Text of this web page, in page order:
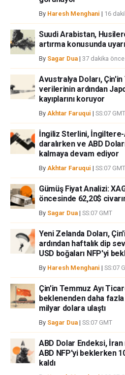
By Haresh Menghani | 16
Suudi Arabistan,
artırma konusunda
By Sagar Dua | 37 dakika önce
Avustralya Doları,
verilerinin ardından
kayıplarını koruyor
By Akhtar Faruqui | SS:07 GMT
İngiliz Sterlini,
daralırken ve ABD
kalmaya devam ediyor
By Akhtar Faruqui | SS:07 GMT
Gümüş Fiyat Analizi:
öncesinde 62,20$
By Sagar Dua | SS:07 GMT
Yeni Zelanda Doları,
ardından haftalık dip
USD boğaları NFP'yi
By Haresh Menghani | SS:07
Çin'in Temmuz Ayı
beklenenden daha
milyar dolara ulaştı
By Sagar Dua | SS:07 GMT
ABD Dolar Endeksi, İran
ABD NFP'yi beklerken
kaldı